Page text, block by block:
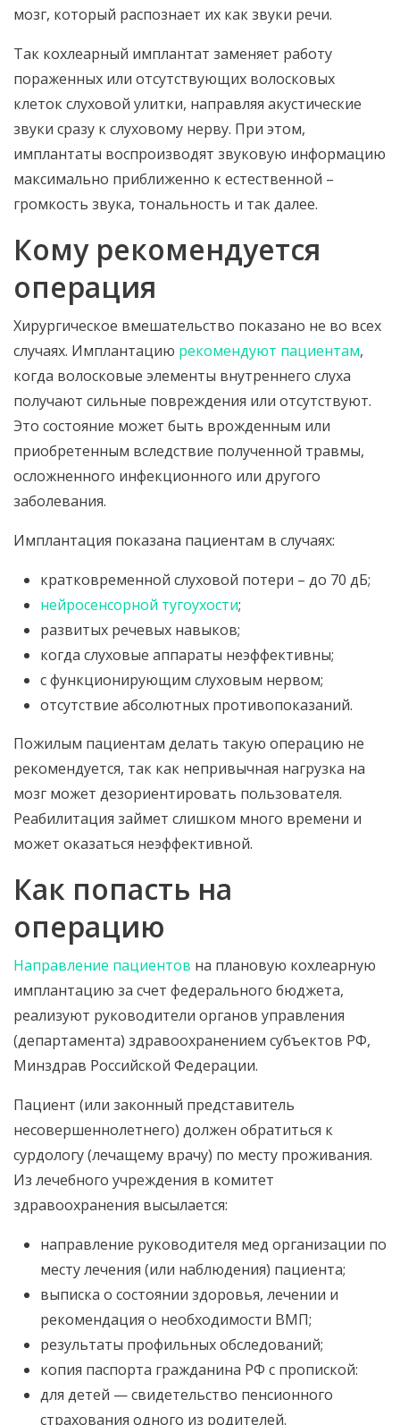
мозг, который распознает их как звуки речи.
Так кохлеарный имплантат заменяет работу
пораженных или отсутствующих волосковых
клеток слуховой улитки, направляя акустические
звуки сразу к слуховому нерву. При этом,
имплантаты воспроизводят звуковую информацию
максимально приближенно к естественной –
громкость звука, тональность и так далее.
Кому рекомендуется
операция
Хирургическое вмешательство показано не во всех
случаях. Имплантацию рекомендуют пациентам,
когда волосковые элементы внутреннего слуха
получают сильные повреждения или отсутствуют.
Это состояние может быть врожденным или
приобретенным вследствие полученной травмы,
осложненного инфекционного или другого
заболевания.
Имплантация показана пациентам в случаях:
кратковременной слуховой потери – до 70 дБ;
нейросенсорной тугоухости;
развитых речевых навыков;
когда слуховые аппараты неэффективны;
с функционирующим слуховым нервом;
отсутствие абсолютных противопоказаний.
Пожилым пациентам делать такую операцию не
рекомендуется, так как непривычная нагрузка на
мозг может дезориентировать пользователя.
Реабилитация займет слишком много времени и
может оказаться неэффективной.
Как попасть на
операцию
Направление пациентов на плановую кохлеарную
имплантацию за счет федерального бюджета,
реализуют руководители органов управления
(департамента) здравоохранением субъектов РФ,
Минздрав Российской Федерации.
Пациент (или законный представитель
несовершеннолетнего) должен обратиться к
сурдологу (лечащему врачу) по месту проживания.
Из лечебного учреждения в комитет
здравоохранения высылается:
направление руководителя мед организации по
месту лечения (или наблюдения) пациента;
выписка о состоянии здоровья, лечении и
рекомендация о необходимости ВМП;
результаты профильных обследований;
копия паспорта гражданина РФ с пропиской:
для детей — свидетельство пенсионного
страхования одного из родителей.